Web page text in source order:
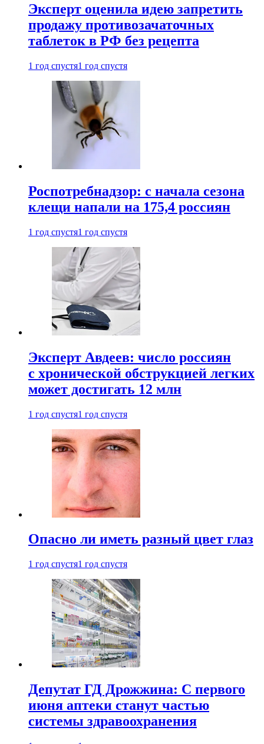
Эксперт оценила идею запретить
продажу противозачаточных
таблеток в РФ без рецепта
1 год спустя1 год спустя
Роспотребнадзор: с начала сезона
клещи напали на 175,4 россиян
1 год спустя1 год спустя
Эксперт Авдеев: число россиян
с хронической обструкцией легких
может достигать 12 млн
1 год спустя1 год спустя
Опасно ли иметь разный цвет глаз
1 год спустя1 год спустя
Депутат ГД Дрожжина: С первого
июня аптеки станут частью
системы здравоохранения